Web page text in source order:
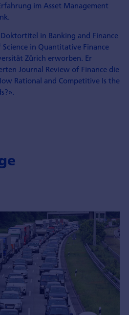
im Asset Management
in Banking and Finance
in Quantitative Finance
Zürich erworben. Er
Journal Review of Finance die
Rational and Competitive Is the